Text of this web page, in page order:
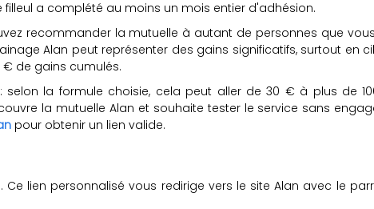
a complété au moins un mois entier d'adhésion.
recommander la mutuelle à autant de personnes que
Alan peut représenter des gains significatifs, surtout en
€ de gains cumulés.
la formule choisie, cela peut aller de 30 € à plus de
la mutuelle Alan et souhaite tester le service sans
pour obtenir un lien valide.
lien personnalisé vous redirige vers le site Alan avec le